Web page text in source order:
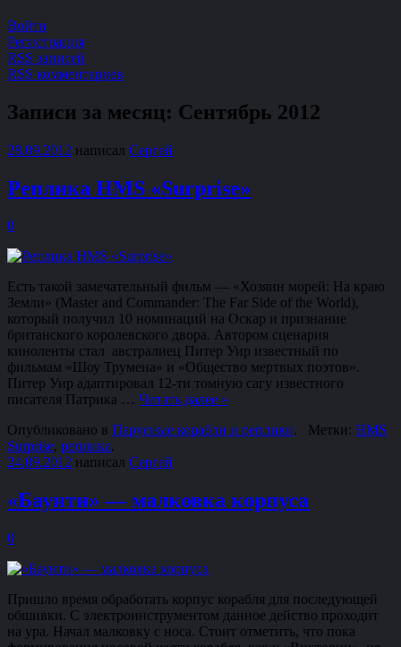
Войти
Регистрация
RSS записей
RSS комментариев
Записи за месяц: Сентябрь 2012
28.09.2012 написал Сергей
Реплика HMS «Surprise»
0
Есть такой замечательный фильм — «Хозяин морей: На краю
Земли» (Master and Commander: The Far Side of the World),
который получил 10 номинаций на Оскар и признание
британского королевского двора. Автором сценария
киноленты стал австралиец Питер Уир известный по
фильмам «Шоу Трумена» и «Общество мертвых поэтов».
Питер Уир адаптировал 12-ти томную сагу известного
писателя Патрика … Читать далее »
Опубликовано в Парусные корабли и реплики. Метки: HMS
Surprise, реплика.
24.09.2012 написал Сергей
«Баунти» — малковка корпуса
0
Пришло время обработать корпус корабля для последующей
обшивки. С электроинструментом данное действо проходит
на ура. Начал малковку с носа. Стоит отметить, что пока